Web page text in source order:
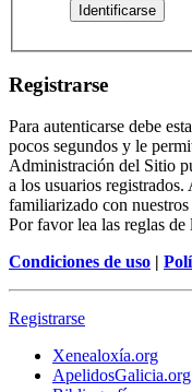
Registrarse
Para autenticarse debe
pocos segundos y le
Administración del Sitio
a los usuarios registrados.
familiarizado con
Por favor lea las reglas
Condiciones de uso |
Registrarse
Xenealoxía.org
ApelidosGalicia.org